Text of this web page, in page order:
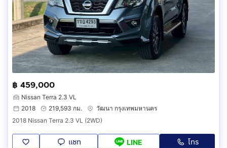
฿ 459,000
Nissan Terra 2.3 VL
2018
219,593 กม.
วัฒนา กรุงเทพมหานคร
2018 Nissan Terra 2.3 VL (2WD)
แชท LINE โทร